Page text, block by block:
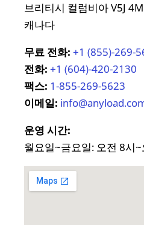
브리티시 컬럼비아 V5J
캐나다
무료 전화: +1 (855)-269-
전화: +1 (604)-420-2130
팩스: 1-855-269-5623
이메일:
운영 시간:
월요일~금요일: 오전 8시